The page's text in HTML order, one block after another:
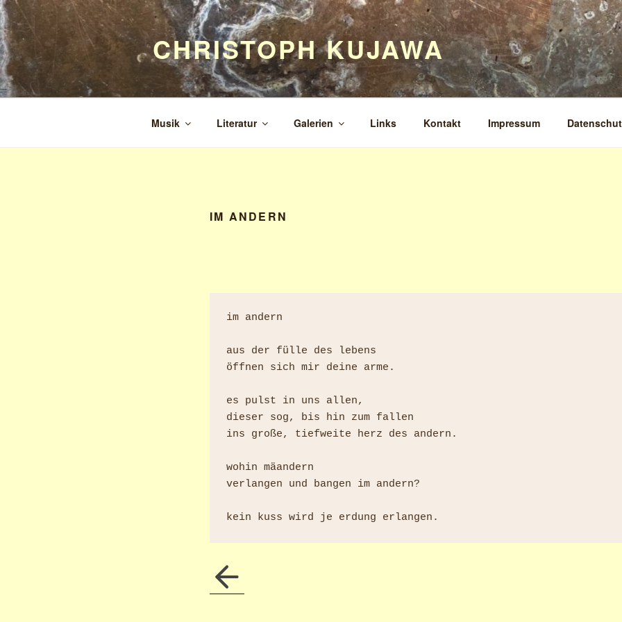
Zum
Inhalt
springen
CHRISTOPH KUJAWA
Musik Literatur Galerien Links Kontakt Impressum
IM ANDERN
im andern
aus der fülle des lebens
öffnen sich mir deine arme.
es pulst in uns allen,
dieser sog, bis hin zum fallen
ins große, tiefweite herz des andern.
wohin mäandern
verlangen und bangen im andern?